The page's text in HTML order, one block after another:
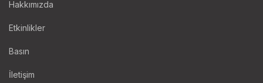
Hakkımızda
Etkinlikler
Basın
İletişim